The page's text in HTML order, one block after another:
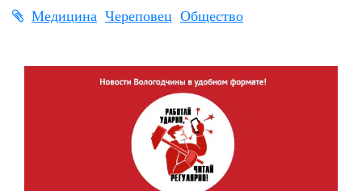
Медицина Череповец Общество